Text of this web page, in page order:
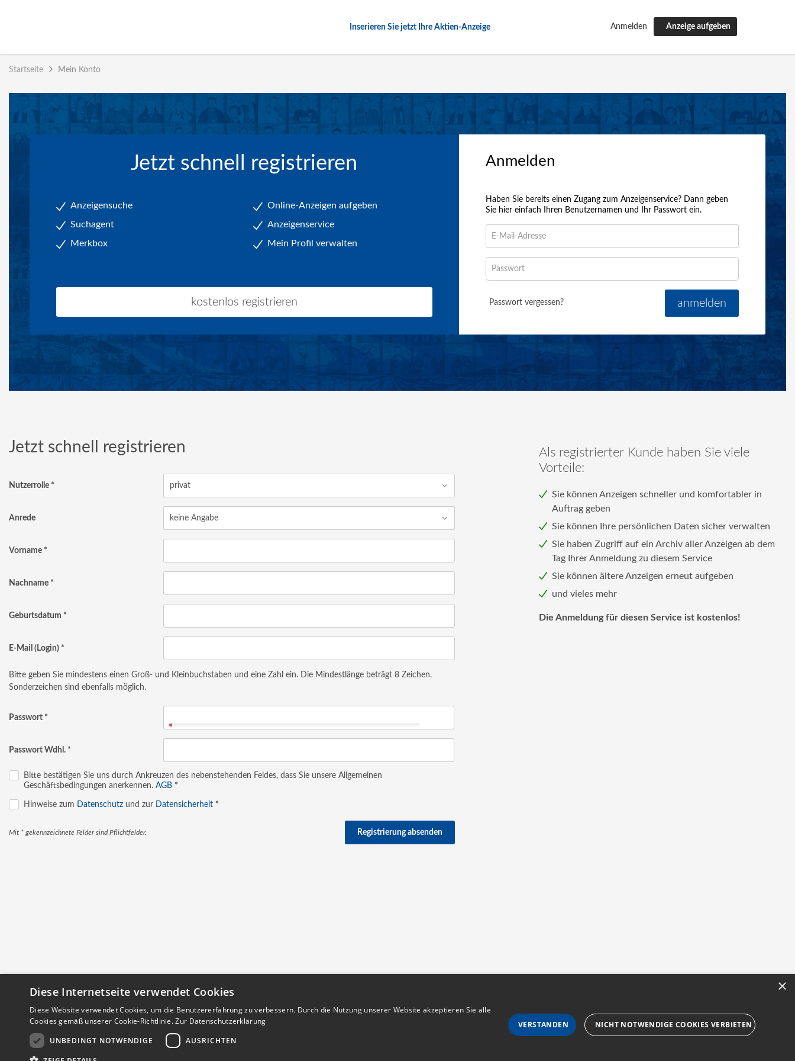
zum
Inserieren Sie jetzt Ihre Aktien-Anzeige Anmelden Anzeige aufgeben
Startseite Mein Konto
Jetzt schnell registrieren
Anzeigensuche
Suchagent
Merkbox
Online-Anzeigen aufgeben
Anzeigenservice
Mein Profil verwalten
kostenlos registrieren
Anmelden
Haben Sie bereits einen Zugang zum Anzeigenservice? Dann geben
Sie hier einfach Ihren Benutzernamen und Ihr Passwort ein.
anmelden
Passwort vergessen?
Jetzt schnell registrieren
Nutzerrolle *
Anrede
Vorname *
Nachname *
Geburtsdatum *
E-Mail (Login) *
Bitte geben Sie mindestens einen Groß- und Kleinbuchstaben und eine Zahl ein. Die Mindestlänge beträgt 8 Zeichen.
Sonderzeichen sind ebenfalls möglich.
Passwort *
Passwort Wdhl. *
Bitte bestätigen Sie uns durch Ankreuzen des nebenstehenden Feldes, dass Sie unsere Allgemeinen
Geschäftsbedingungen anerkennen. AGB *
Hinweise zum Datenschutz und zur Datensicherheit *
Registrierung absenden
Mit * gekennzeichnete Felder sind Pflichtfelder.
Als registrierter Kunde haben Sie viele
Vorteile:
Sie können Anzeigen schneller und komfortabler in
Auftrag geben
Sie können Ihre persönlichen Daten sicher verwalten
Sie haben Zugriff auf ein Archiv aller Anzeigen ab dem
Tag Ihrer Anmeldung zu diesem Service
Sie können ältere Anzeigen erneut aufgeben
und vieles mehr
Die Anmeldung für diesen Service ist kostenlos!
×
Diese Internetseite verwendet Cookies
Diese Website verwendet Cookies, um die Benutzererfahrung zu verbessern. Durch die Nutzung unserer Website akzeptieren Sie alle
Cookies gemäß unserer Cookie-Richtlinie.Zur Datenschutzerklärung
UNBEDINGT NOTWENDIGE
AUSRICHTEN
VERSTANDEN NICHT NOTWENDIGE COOKIES VERBIETEN